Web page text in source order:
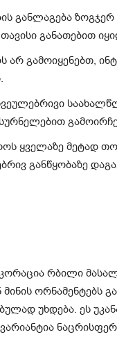
განლაგება
განათებით
არ გამოიყენებთ,
ყველაზე მეტად
განწყობაზე
რბილი
ორნამენტებს
უხდება. ეს